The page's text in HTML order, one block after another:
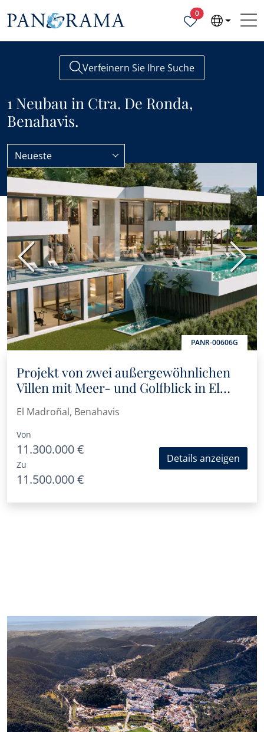
0Ausgewählte
Verfeinern Sie Ihre Suche
1 Neubau in Ctra. De Ronda,
Benahavis.
Benahavis Ctra. De Ronda
Neueste
PANR-00606G
Vorherige
Projekt von zwei außergewöhnlichen
Villen mit Meer- und Golfblick in El
Madroñal
El Madroñal, Benahavis
Von
11.300.000 €
Zu
11.500.000 €
Details anzeigen